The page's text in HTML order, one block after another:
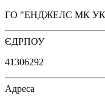
ГО "ЕНДЖЕЛС МК
ЄДРПОУ
41306292
Адреса